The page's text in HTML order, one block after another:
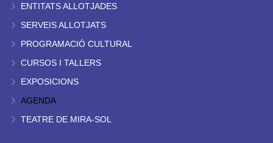
ENTITATS ALLOTJADES
SERVEIS ALLOTJATS
PROGRAMACIÓ CULTURAL
CURSOS I TALLERS
EXPOSICIONS
AGENDA
TEATRE DE MIRA-SOL